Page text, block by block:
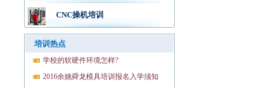
CNC操机培训
培训热点
学校的软硬件环境怎样?
2016余姚舜龙模具培训报名入学须知